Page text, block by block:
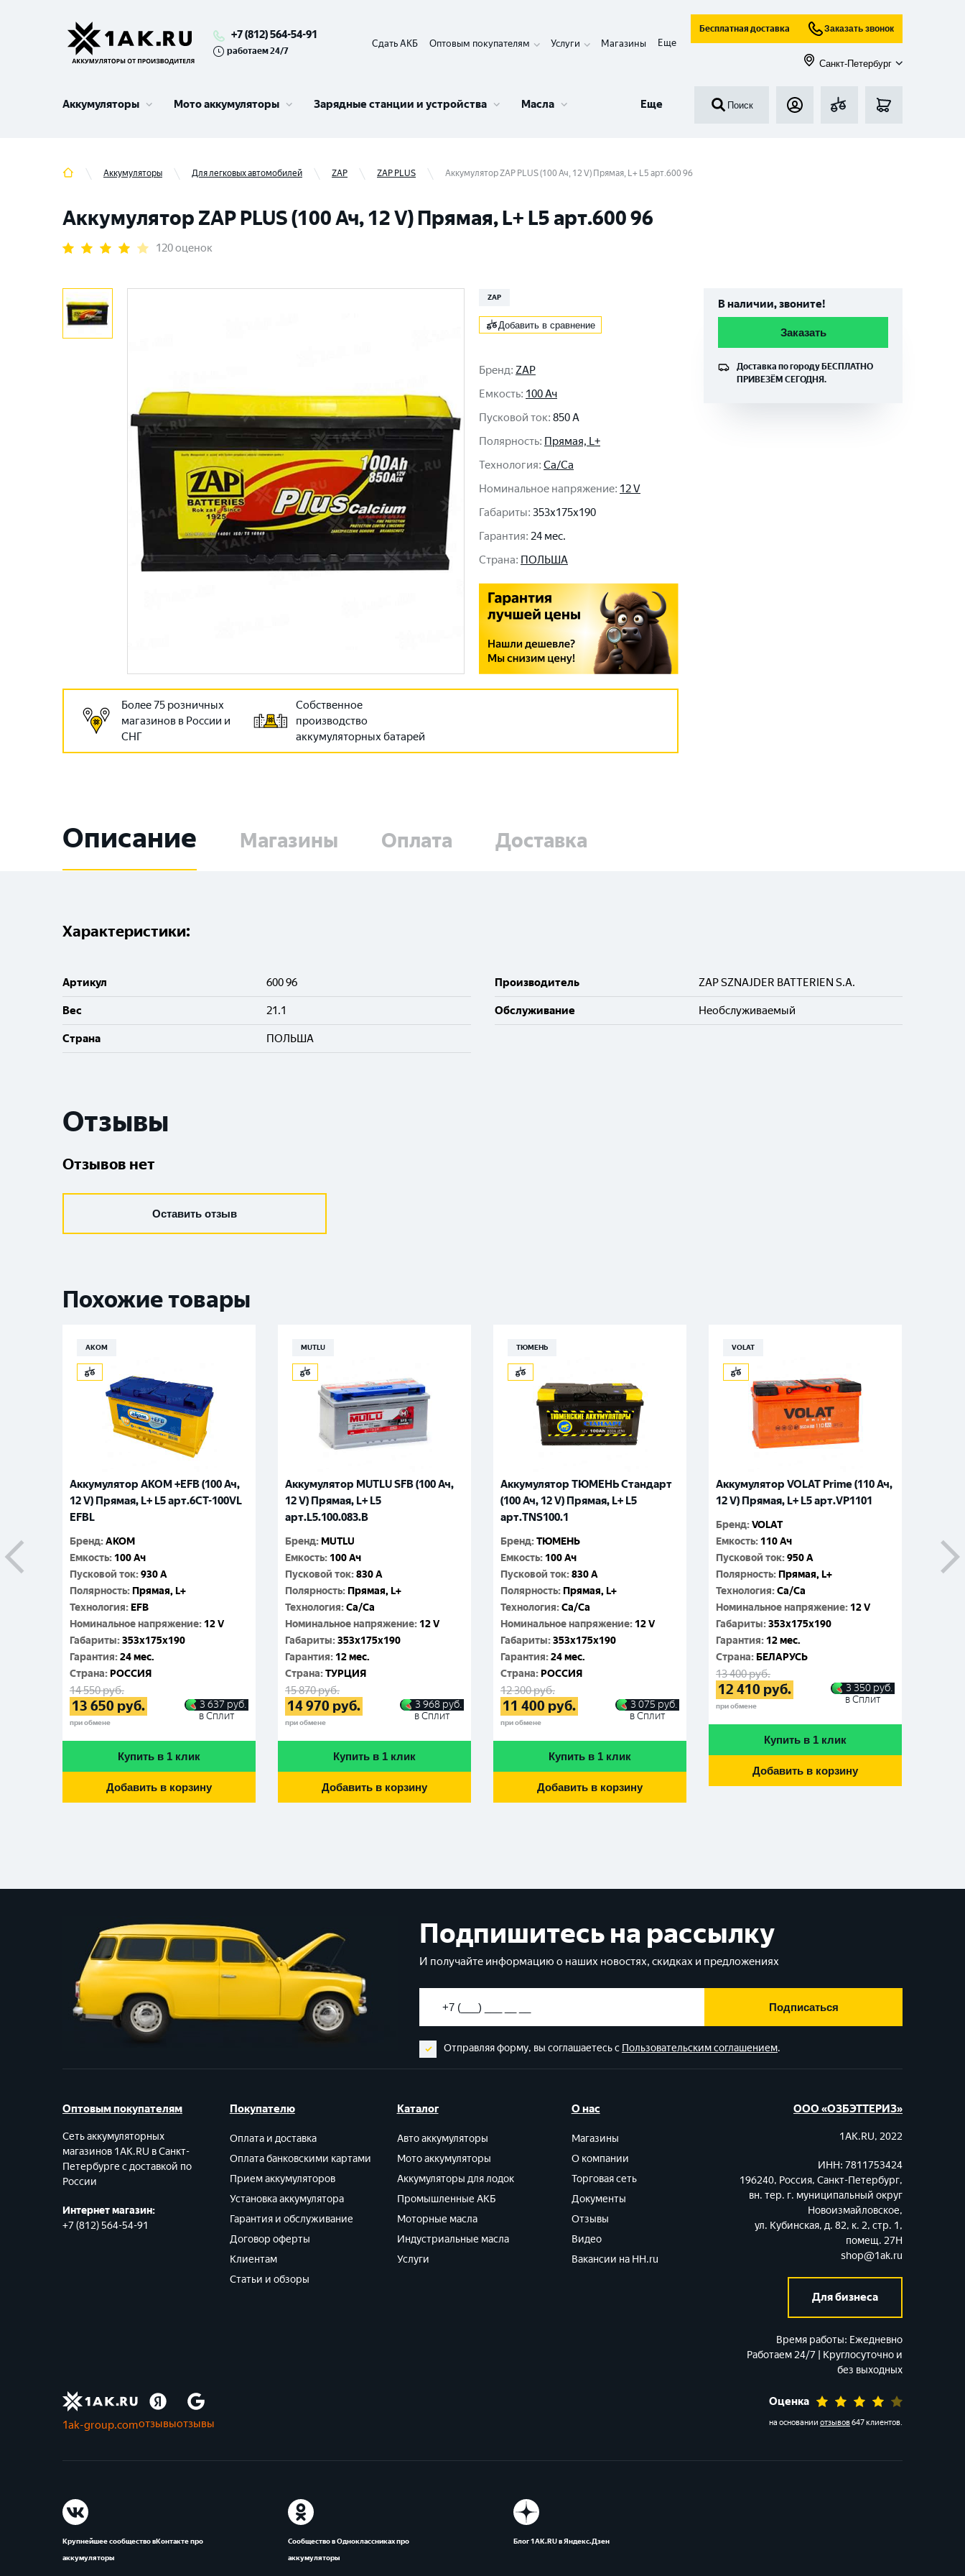
+7 (812) 564-54-91
работаем 24/7
Сдать АКБ Оптовым покупателям Услуги Магазины Еще
Бесплатная доставка Заказать звонок
Санкт-Петербург
Аккумуляторы Мото аккумуляторы Зарядные станции и устройства Масла Еще Поиск
Аккумуляторы Для легковых автомобилей ZAP ZAP PLUS Аккумулятор ZAP PLUS (100 Ач, 12 V) Прямая, L+ L5 арт.600 96
Аккумулятор ZAP PLUS (100 Ач, 12 V) Прямая, L+ L5 арт.600 96
120 оценок
ZAP
Добавить в сравнение
Бренд: ZAP
Емкость: 100 Ач
Пусковой ток: 850 A
Полярность: Прямая, L+
Технология: Ca/Ca
Номинальное напряжение: 12 V
Габариты: 353x175x190
Гарантия: 24 мес.
Cтрана: ПОЛЬША
В наличии, звоните!
Заказать
Доставка по городу БЕСПЛАТНО
ПРИВЕЗЁМ СЕГОДНЯ.
Более 75 розничных
магазинов в России и
СНГ
Собственное
производство
аккумуляторных батарей
Описание Магазины Оплата Доставка
Характеристики:
Артикул 600 96
Вес 21.1
Cтрана ПОЛЬША
Производитель ZAP SZNAJDER BATTERIEN S.A.
Обслуживание Необслуживаемый
Отзывы
Отзывов нет
Оставить отзыв
Похожие товары
АКОМ
Аккумулятор AKOM +EFB (100 Ач,
12 V) Прямая, L+ L5 арт.6СТ-100VL
EFBL
Бренд:АКОМ
Емкость: 100 Ач
Пусковой ток:930 A
Полярность: Прямая, L+
Технология: EFB
Номинальное напряжение: 12 V
Габариты:353x175x190
Гарантия:24 мес.
Cтрана: РОССИЯ
14 550руб.
13 650 руб.
при обмене
3 637 руб.
в Сплит
Купить в 1 клик
Добавить в корзину
MUTLU
Аккумулятор MUTLU SFB (100 Ач,
12 V) Прямая, L+ L5
арт.L5.100.083.B
Бренд: MUTLU
Емкость: 100 Ач
Пусковой ток:830 A
Полярность: Прямая, L+
Технология:Ca/Ca
Номинальное напряжение: 12 V
Габариты:353x175x190
Гарантия: 12 мес.
Cтрана:ТУРЦИЯ
15 870руб.
14 970 руб.
при обмене
3 968 руб.
в Сплит
Купить в 1 клик
Добавить в корзину
ТЮМЕНЬ
Аккумулятор ТЮМЕНЬ Стандарт
(100 Ач, 12 V) Прямая, L+ L5
арт.TNS100.1
Бренд:ТЮМЕНЬ
Емкость: 100 Ач
Пусковой ток:830 A
Полярность: Прямая, L+
Технология:Ca/Ca
Номинальное напряжение: 12 V
Габариты:353x175x190
Гарантия:24 мес.
Cтрана: РОССИЯ
12 300руб.
11 400 руб.
при обмене
3 075 руб.
в Сплит
Купить в 1 клик
Добавить в корзину
VOLAT
Аккумулятор VOLAT Prime (110 Ач,
12 V) Прямая, L+ L5 арт.VP1101
Бренд:VOLAT
Емкость: 110 Ач
Пусковой ток:950 A
Полярность: Прямая, L+
Технология:Ca/Ca
Номинальное напряжение: 12 V
Габариты:353x175x190
Гарантия: 12 мес.
Cтрана: БЕЛАРУСЬ
13 400руб.
12 410 руб.
при обмене
3 350 руб.
в Сплит
Купить в 1 клик
Добавить в корзину
Подпишитесь на рассылку
И получайте информацию о наших новостях, скидках и предложениях
Подписаться
Отправляя форму, вы соглашаетесь с Пользовательским соглашением.
Оптовым покупателям
Сеть аккумуляторных
магазинов 1AK.RU в Санкт-
Петербурге с доставкой по
России
Интернет магазин:
+7 (812) 564-54-91
Покупателю
Оплата и доставка
Оплата банковскими картами
Прием аккумуляторов
Установка аккумулятора
Гарантия и обслуживание
Договор оферты
Клиентам
Статьи и обзоры
Каталог
Авто аккумуляторы
Мото аккумуляторы
Аккумуляторы для лодок
Промышленные АКБ
Моторные масла
Индустриальные масла
Услуги
О нас
Магазины
О компании
Торговая сеть
Документы
Отзывы
Видео
Вакансии на HH.ru
ООО «ОЗБЭТТЕРИЗ»
1AK.RU, 2022
ИНН: 7811753424
196240, Россия, Санкт-Петербург,
вн. тер. г. муниципальный округ
Новоизмайловское,
ул. Кубинская, д. 82, к. 2, стр. 1,
помещ. 27Н
shop@1ak.ru
Для бизнеса
Время работы: Ежедневно
Работаем 24/7 | Круглосуточно и
без выходных
1ak-group.comотзывыотзывы
Оценка
на основании отзывов647 клиентов.
Крупнейшее сообщество вКонтакте про
аккумуляторы
Сообщество в Одноклассниках про
аккумуляторы
Блог 1АК.RU в Яндекс.Дзен